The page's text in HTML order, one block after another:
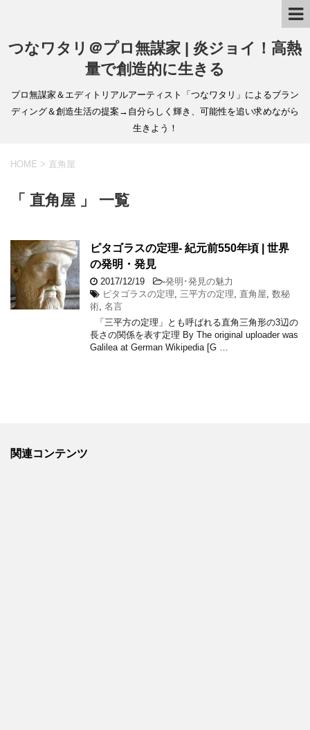
つなワタリ＠プロ無謀家 | 炎ジョイ！高熱
量で創造的に生きる
プロ無謀家＆エディトリアルアーティスト「つなワタリ」によるブラン
ディング＆創造生活の提案→自分らしく輝き、可能性を追い求めながら
生きよう！
HOME > 直角屋
「 直角屋 」 一覧
ピタゴラスの定理- 紀元前550年頃 | 世界
の発明・発見
2017/12/19 -発明･発見の魅力
ピタゴラスの定理
三平方の定理 直角屋 数秘
術 名言
「三平方の定理」とも呼ばれる直角三角形の3辺の
長さの関係を表す定理 By The original uploader was
Galilea at German Wikipedia [G …
関連コンテンツ